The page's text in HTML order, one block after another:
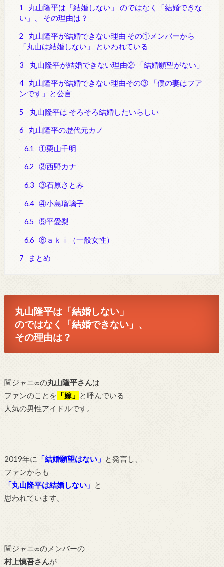
1
丸山隆平は「結婚しない」 のではなく「結婚できな
い」、 その理由は？
2
丸山隆平が結婚できない理由 その①メンバーから
「丸山は結婚しない」 といわれている
3 丸山隆平が結婚できない理由② 「結婚願望がない」
4
丸山隆平が結婚できない理由その③ 「僕の妻はフア
ンです」と公言
5 丸山隆平は そろそろ結婚したいらしい
6 丸山隆平の歴代元カノ
6.1 ①栗山千明
6.2 ②西野カナ
6.3 ③石原さとみ
6.4 ④小島瑠璃子
6.5 ⑤平愛梨
6.6 ⑥ａｋｉ（一般女性）
7 まとめ
丸山隆平は「結婚しない」
のではなく「結婚できない」、
その理由は？
関ジャニ∞の丸山隆平さんは
ファンのことを 「嫁」 と呼んでいる
人気の男性アイドルです。
2019年に 「結婚願望はない」 と発言し、
ファンからも
「丸山隆平は結婚しない」 と
思われています。
関ジャニ∞のメンバーの
村上慎吾さんが